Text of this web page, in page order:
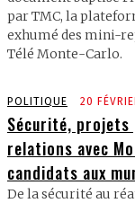
par TMC, la
exhumé des mini-
Télé Monte-Carlo.
POLITIQUE 20
Sécurité, projets
relations avec
candidats aux
De la sécurité au